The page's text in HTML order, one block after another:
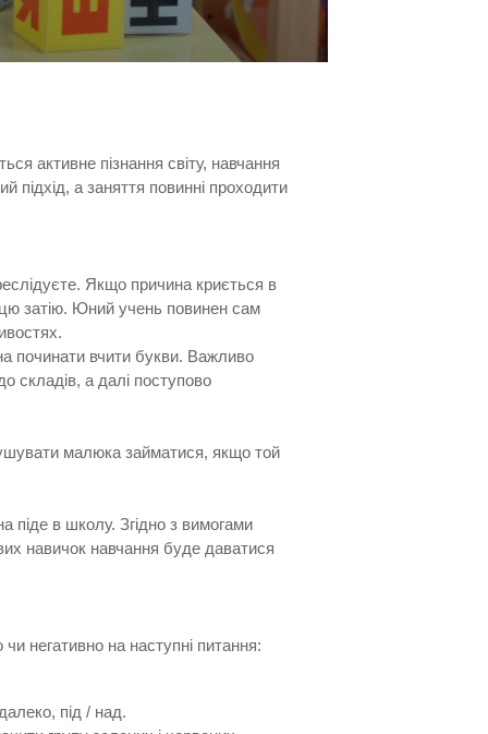
активне пізнання світу, навчання
підхід, а заняття повинні проходити
Якщо причина криється в
затію. Юний учень повинен сам
починати вчити букви. Важливо
складів, а далі поступово
малюка займатися, якщо той
піде в школу. Згідно з вимогами
навичок навчання буде даватися
негативно на наступні питання:
під / над.